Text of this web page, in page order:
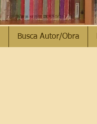
Busca Autor/Obra